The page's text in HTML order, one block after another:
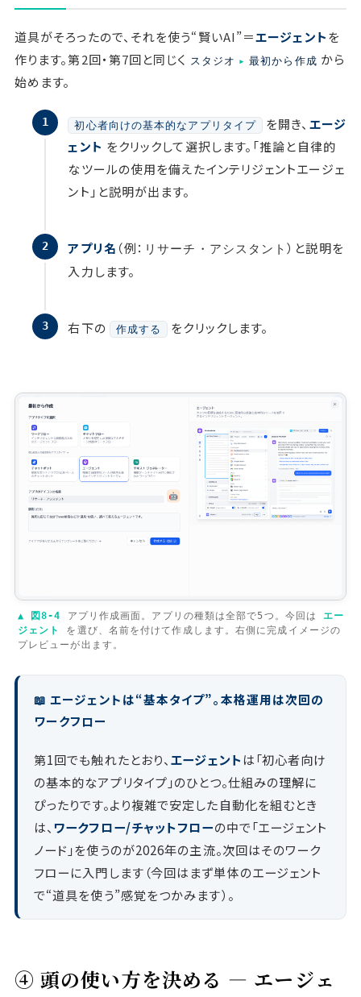
道具がそろったので、それを使う“賢いAI”＝エージェントを
作ります。第2回・第7回と同じく スタジオ ▸ 最初から作成 から
始めます。
初心者向けの基本的なアプリタイプ を開き、 エージ
ェント をクリックして選択します。「推論と自律的
なツールの使用を備えたインテリジェントエージェ
ント」と説明が出ます。
アプリ名 （例： リサーチ・アシスタント）と説明を
入力します。
右下の 作成する をクリックします。
▲ 図8-4 アプリ作成画面。アプリの種類は全部で5つ。今回はエー
ジェント
を選び、名前を付けて作成します。右側に完成イメージの
プレビューが出ます。
📖 エージェントは“基本タイプ”。本格運用は次回の
ワークフロー
第1回でも触れたとおり、 エージェントは「初心者向け
の基本的なアプリタイプ」のひとつ。仕組みの理解に
ぴったりです。より複雑で安定した自動化を組むとき
は、 ワークフロー/チャットフローの中で「エージェント
ノード」を使うのが2026年の主流。次回はそのワーク
フローに入門します（今回はまず単体のエージェント
で“道具を使う”感覚をつかみます）。
④ 頭の使い方を決める ― エージェ